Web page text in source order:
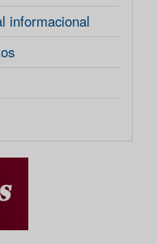
informacional